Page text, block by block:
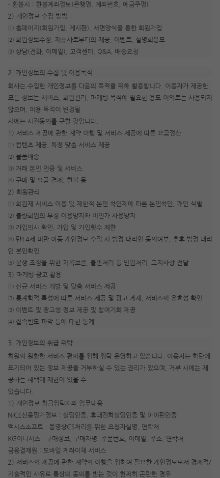
- 환불시 : 환불계좌정보(은행명, 계좌번호, 예금주명)
2) 개인정보 수집 방법
① 홈페이지(회원가입, 게시판), 서면양식을 통한 회원가입
② 회원정보수정, 제휴사로부터의 제공, 이벤트, 설명회응모
③ 상담(전화, 이메일), 고객센터, Q&A, 배송요청
2. 개인정보의 수집 및 이용목적
회사는 수집한 개인정보를 다음의 목적을 위해 활용합니다. 이용자가 제공한
모든 정보는 서비스, 회원관리, 마케팅 목적에 필요한 용도 이외로는 사용되지
않으며, 이용 목적이 변경될
시에는 사전동의를 구할 것입니다.
1) 서비스 제공에 관한 계약 이행 및 서비스 제공에 따른 요금정산
① 컨텐츠 제공, 특정 맞춤 서비스 제공
② 물품배송
③ 거래 본인 인증 및 서비스
④ 구매 및 요금 결제, 환불 등
2) 회원관리
① 회원제 서비스 이용 및 제한적 본인 확인제에 따른 본인확인, 개인 식별
② 불량회원의 부정 이용방지와 비인가 사용방지
③ 가입의사 확인, 가입 및 가입횟수 제한
④ 만14세 미만 아동 개인정보 수집 시 법정 대리인 동의여부, 추후 법정 대리
인 본인확인
⑤ 분쟁 조정을 위한 기록보존, 불만처리 등 민원처리, 고지사항 전달
3) 마케팅·광고 활용
① 신규 서비스 개발 및 맞춤 서비스 제공
② 통계학적 특성에 따른 서비스 제공 및 광고 게재, 서비스의 유효성 확인
③ 이벤트 및 광고성 정보 제공 및 참여기회 제공
④ 접속빈도 파악 등에 대한 통계
3. 개인정보의 취급 위탁
회원의 원활한 서비스 편의를 위해 위탁 운영하고 있습니다. 이용자는 하단에
표기되어 있는 정보 제공을 거부하실 수 있는 권리가 있으며, 거부 시에는 제
공하는 혜택에 제한이 있을 수
있습니다.
1) 개인정보 취급위탁자와 업무내용
NICE신용평가정보 : 실명인증, 휴대전화실명인증 및 아이핀인증
액시스소프트 : 동영상CS처리를 위한 요청자실명, 연락처
KG이니시스 : 구매정보, 구매자명, 주문번호, 이메일, 주소, 연락처
금융결제원 : 모바일 계좌이체 서비스
2) 서비스의 제공에 관한 계약의 이행을 위하여 필요한 개인정보로서 경제적/
기술적인 사유로 통상의 동의를 받는 것이 현저히 곤란한 경우